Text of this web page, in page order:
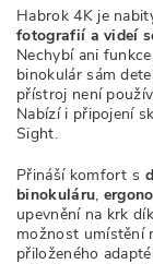
Habrok 4K je
fotografií a videí
Nechybí ani
binokulár sám
přístroj není
Nabízí i připojení
Sight.
Přináší komfort s
binokuláru,
upevnění na krk
možnost umístění
přiloženého